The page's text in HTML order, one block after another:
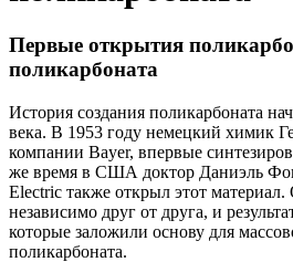
Первые открытия
поликарбоната
История создания поликарбоната
века. В 1953 году немецкий химик
компании Bayer, впервые
же время в США доктор Даниэль
Electric также открыл этот
независимо друг от друга, и
которые заложили основу для
поликарбоната.